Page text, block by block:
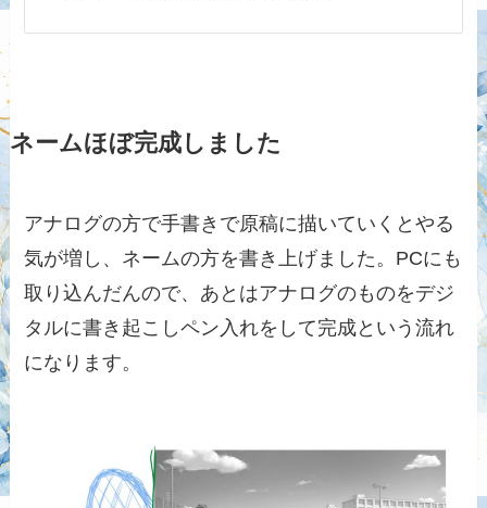
ネームほぼ完成しました
アナログの方で手書きで原稿に描いていくとやる
気が増し、ネームの方を書き上げました。PCにも
取り込んだんので、あとはアナログのものをデジ
タルに書き起こしペン入れをして完成という流れ
になります。